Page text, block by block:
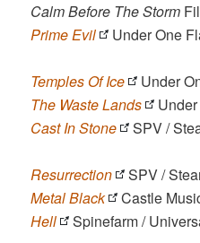
Calm Before The Storm
Prime Evil
Under One
Temples Of Ice
Under
The Waste Lands
Cast In Stone
SPV /
Resurrection
SPV /
Metal Black
Castle
Hell
Spinefarm /